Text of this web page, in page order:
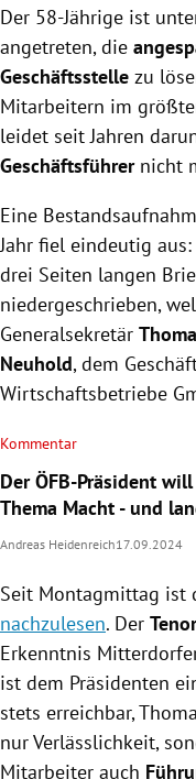
Der 58-Jährige ist
angetreten, die
Geschäftsstelle zu
Mitarbeitern im
leidet seit Jahren
Geschäftsführernicht
Eine
Jahr fiel eindeutig
drei Seiten langen
niedergeschrieben,
Generalsekretär
Neuhold, dem
Wirtschaftsbetriebe
Kommentar
Der ÖFB-Präsident
Thema Macht - und
Andreas Heidenreich17.09.2024
Seit Montagmittag ist
nachzulesen. Der
Erkenntnis
ist dem Präsidenten
stets erreichbar,
nur Verlässlichkeit,
Mitarbeiter auch